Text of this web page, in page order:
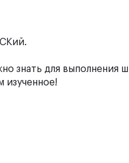
знать для выполнения
изученное!